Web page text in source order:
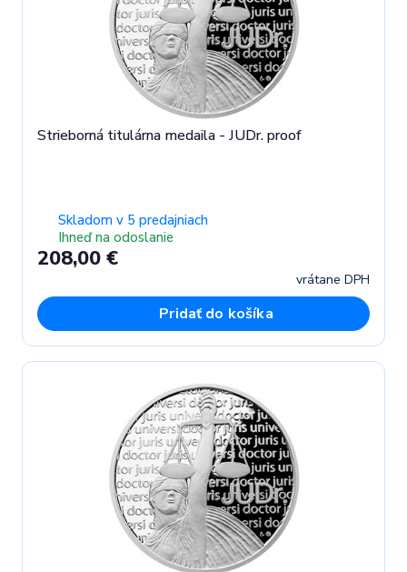
Strieborná titulárna medaila - JUDr. proof
Skladom v 5 predajniach
Ihneď na odoslanie
208,00 €
vrátane DPH
Pridať do košíka